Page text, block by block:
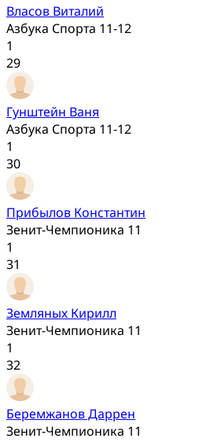
Власов Виталий
Азбука Спорта 11-12
1
29
Гунштейн Ваня
Азбука Спорта 11-12
1
30
Прибылов Константин
Зенит-Чемпионика 11
1
31
Земляных Кирилл
Зенит-Чемпионика 11
1
32
Беремжанов Даррен
Зенит-Чемпионика 11